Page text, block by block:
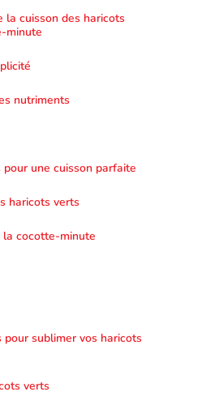
la cuisson des haricots
minute
nutriments
une cuisson parfaite
haricots verts
la cocotte-minute
sublimer vos haricots
verts